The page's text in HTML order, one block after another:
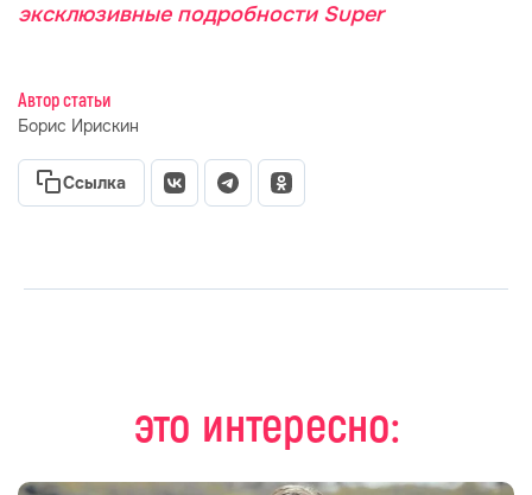
эксклюзивные подробности Super
Автор статьи
Борис Ирискин
Ссылка
это интересно: